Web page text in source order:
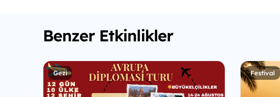
Benzer Etkinlikler
Gezi Festival